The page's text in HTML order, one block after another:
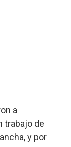
a
trabajo de
y por